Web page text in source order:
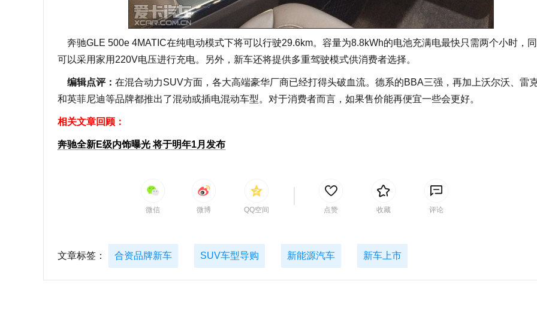
奔驰GLE 500e 4MATIC在纯电动模式下将可以行驶29.6km。容量为8.8kWh的电池充满电最快只需两个小时，
可以采用家用220V电压进行充电。另外，新车还将提供多重驾驶模式供消费者选择。
编辑点评： 在混合动力SUV方面，各大高端豪华厂商已经打得头破血流。德系的BBA三强，再加上沃尔沃、雷
和英菲尼迪等品牌都推出了混动或插电混动车型。对于消费者而言，如果售价能再便宜一些会更好。
相关文章回顾：
奔驰全新E级内饰曝光 将于明年1月发布
微信 微博 QQ空间 点赞 收藏 评论
文章标签： 合资品牌新车 SUV车型导购 新能源汽车 新车上市